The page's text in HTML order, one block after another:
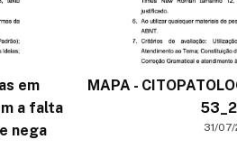
em
a falta
nega
MAPA -
31/